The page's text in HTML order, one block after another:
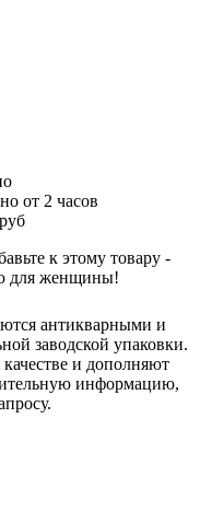
от 2 часов
к этому товару -
для женщины!
антикварными и
заводской упаковки.
и дополняют
информацию,